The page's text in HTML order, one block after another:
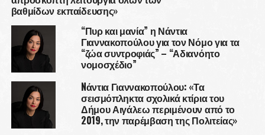
βαθμίδων εκπαίδευσης»
“Πυρ και μανία” η Νάντια
Γιαννακοπούλου για τον Νόμο για τα
“ζώα συντροφιάς” – “Αδιανόητο
νομοσχέδιο”
Nάντια Γιαννακοπούλου: «Τα
σεισμόπληκτα σχολικά κτίρια του
Δήμου Αιγάλεω περιμένουν από το
2019, την παρέμβαση της Πολιτείας»